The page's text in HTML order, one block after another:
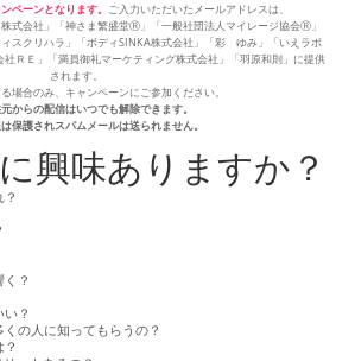
ペーンとなります。 ご入力いただいたメールアドレスは、
式会社」「神さま繁盛堂Ⓡ」「一般社団法人マイレージ協会Ⓡ」
ィスクリハラ」「ボディSINKA株式会社」「彩 ゆみ」「いえラボ
社ＲＥ」「満員御礼マーケティング株式会社」「羽原和則」に提供
されます。
場合のみ、キャンペーンにご参加ください。
からの配信はいつでも解除できます。
保護されスパムメールは送られません。
興味ありますか？
？
？
の人に知ってもらうの？